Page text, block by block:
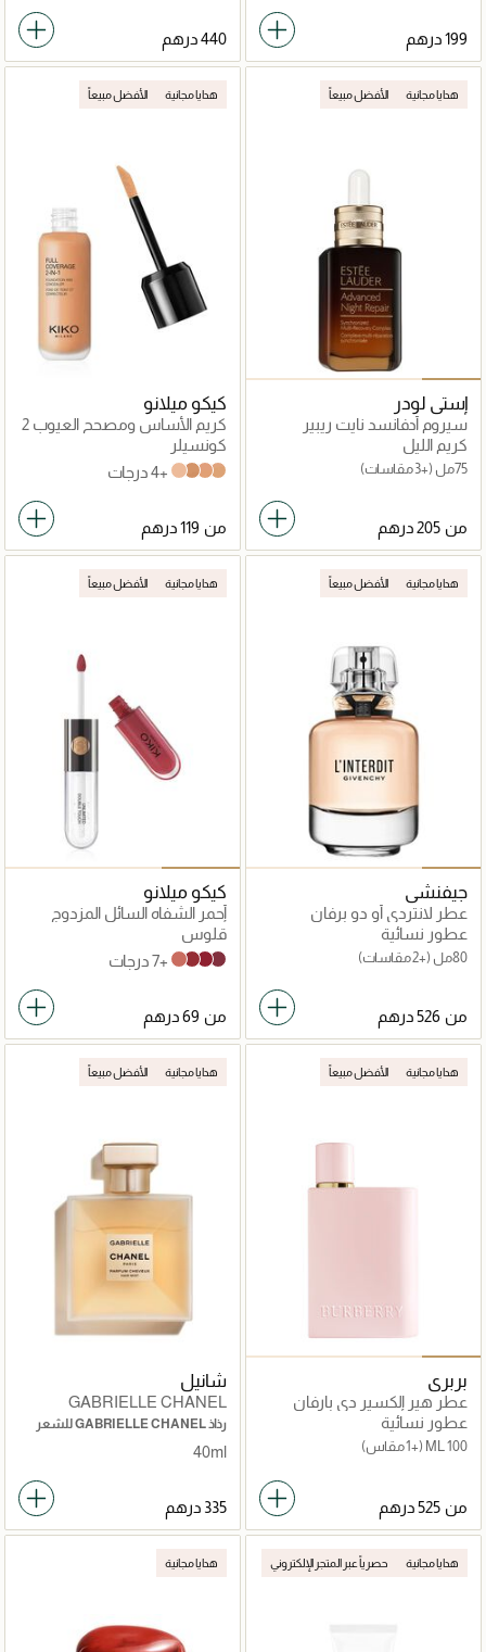
هدايا مجانية الأفضل مبيعاً
إستي لودر
سيروم أدفانسد نايت ريبير
سينكرونايزد مالتي ريكفري
كومبلكس
كريم الليل
75مل (+3 مقاسات)
من
هدايا مجانية الأفضل مبيعاً
كيكو ميلانو
كريم الأساس ومصحح العيوب 2
في 1 ذو التغطية الكاملة
كونسيلر
Neutral 40
Warm Beige 30
Neutral 60
Neutral 35 - NEW
+4 درجات
من
هدايا مجانية الأفضل مبيعاً
جيفنشي
عطر لانتردي أو دو برفان
عطور نسائية
80مل (+2 مقاسات)
من
هدايا مجانية الأفضل مبيعاً
كيكو ميلانو
أحمر الشفاه السائل المزدوج
أنليميتد دوبل تاتش
قلوس
104 Sangria
108 Satin Currant Red
107 Cherry Red
103 Natural Rose +7 درجات
من
هدايا مجانية الأفضل مبيعاً
بربري
عطر هير إلكسير دي بارفان
عطور نسائية
100 ML (+1 مقاس)
من
هدايا مجانية الأفضل مبيعاً
شانيل
GABRIELLE CHANEL
رذاذ GABRIELLE CHANEL للشعر
40ml
هدايا مجانية حصرياً عبر المتجر الإلكتروني هدايا مجانية